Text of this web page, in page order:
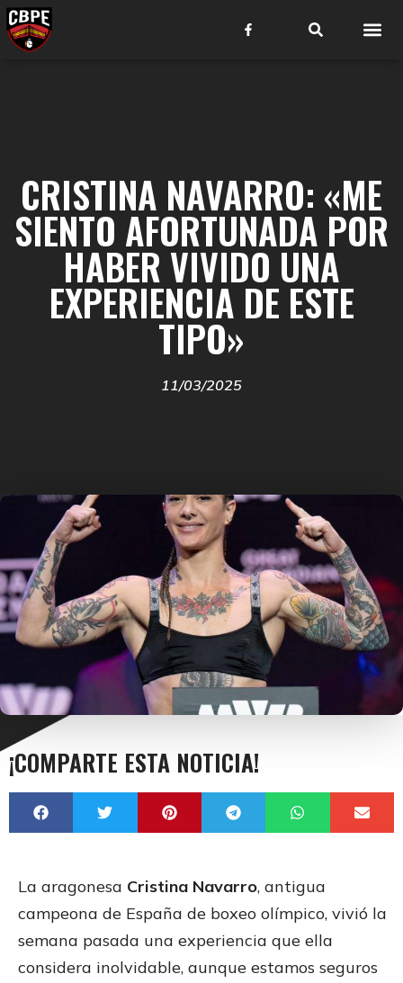
CRISTINA NAVARRO: «ME
SIENTO AFORTUNADA POR
HABER VIVIDO UNA
EXPERIENCIA DE ESTE
TIPO»
11/03/2025
¡COMPARTE ESTA NOTICIA!
La aragonesa Cristina Navarro, antigua
campeona de España de boxeo olímpico, vivió la
semana pasada una experiencia que ella
considera inolvidable, aunque estamos seguros